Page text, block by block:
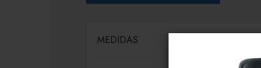
MEDIDAS